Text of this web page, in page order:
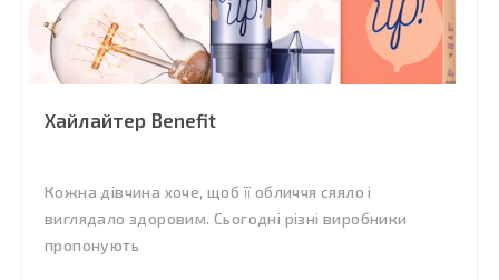
Хайлайтер Benefit
Кожна дівчина хоче, щоб її обличчя сяяло і
виглядало здоровим. Сьогодні різні виробники
пропонують